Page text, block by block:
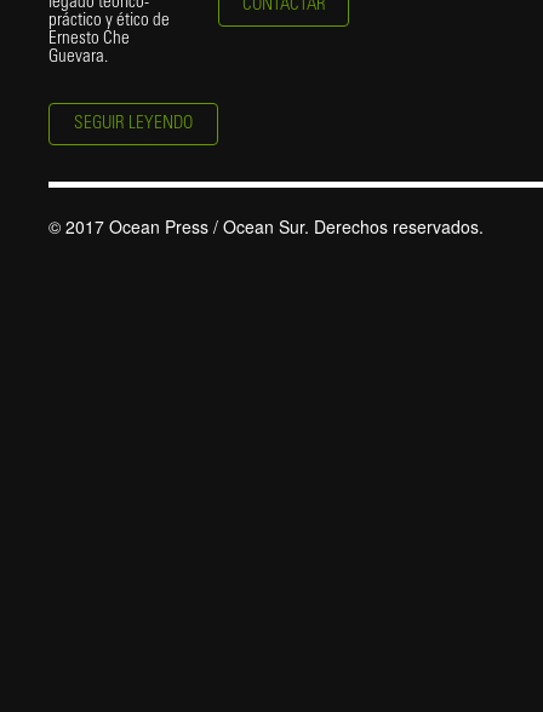
práctico y ético de
Ernesto Che
Guevara.
SEGUIR LEYENDO
CONTACTAR
© 2017 Ocean Press / Ocean Sur. Derechos reservados.